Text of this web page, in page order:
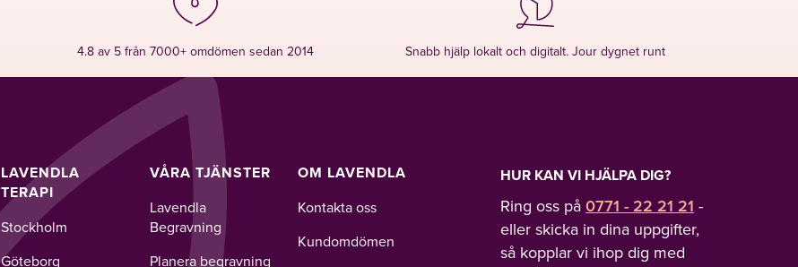
4.8 av 5 från 7000+ omdömen sedan 2014 Snabb hjälp lokalt och digitalt. Jour dygnet runt
LAVENDLA
TERAPI
Stockholm
Göteborg
VÅRA TJÄNSTER
Lavendla
Begravning
Planera begravning
OM LAVENDLA
Kontakta oss
Kundomdömen
HUR KAN VI HJÄLPA DIG?
Ring oss på 0771 - 22 21 21 -
eller skicka in dina uppgifter,
så kopplar vi ihop dig med